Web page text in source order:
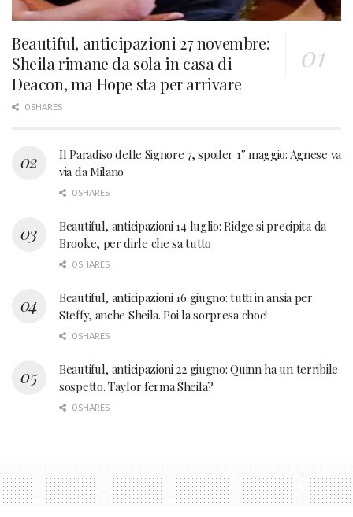
Beautiful, anticipazioni 27 novembre:
Sheila rimane da sola in casa di
Deacon, ma Hope sta per arrivare
0 SHARES
Il Paradiso delle Signore 7, spoiler 1° maggio: Agnese va
via da Milano
0 SHARES
Beautiful, anticipazioni 14 luglio: Ridge si precipita da
Brooke, per dirle che sa tutto
0 SHARES
Beautiful, anticipazioni 16 giugno: tutti in ansia per
Steffy, anche Sheila. Poi la sorpresa choc!
0 SHARES
Beautiful, anticipazioni 22 giugno: Quinn ha un terribile
sospetto. Taylor ferma Sheila?
0 SHARES